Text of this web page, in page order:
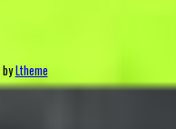
byLtheme